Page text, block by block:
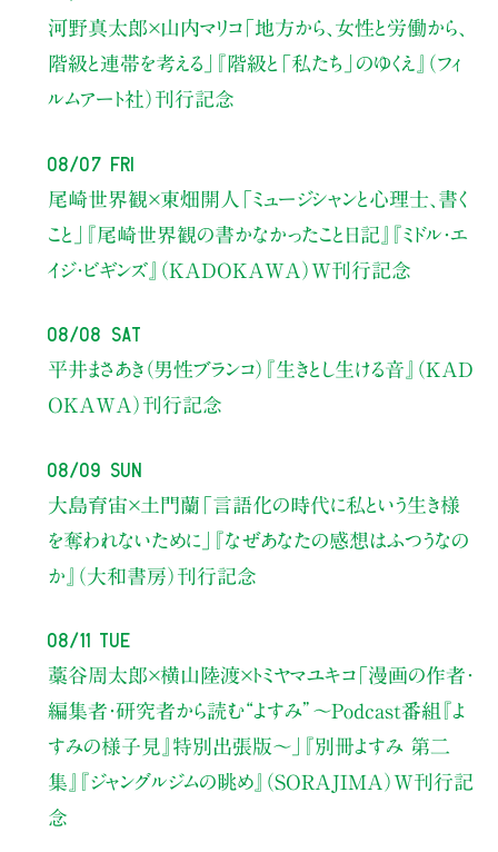
河野真太郎×山内マリコ「地方から、女性と労働から、
階級と連帯を考える」
『階級と「私たち」のゆくえ』（フィ
ルムアート社）刊行記念
08/07 Fri
尾崎世界観×東畑開人
「ミュージシャンと心理士、書く
こと」
『尾崎世界観の書かなかったこと日記』『ミドル・エ
イジ・ビギンズ』（KADOKAWA）W刊行記念
08/08 Sat
平井まさあき（男性ブランコ） 『生きとし生ける音』（KAD
OKAWA）刊行記念
08/09 Sun
大島育宙×土門蘭 「言語化の時代に私という生き様
を奪われないために」
『なぜあなたの感想はふつうなの
か』（大和書房）刊行記念
08/11 Tue
藁谷周太郎×横山陸渡×トミヤマユキコ「漫画の作者・
編集者・研究者から読む“よすみ” 〜Podcast番組『よ
すみの様子見』特別出張版〜」
『別冊よすみ 第二
集』『ジャングルジムの眺め』（SORAJIMA）W刊行記
念